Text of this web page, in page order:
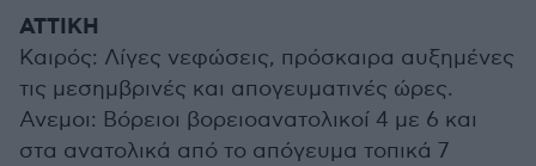
ΑΤΤΙΚΗ
Καιρός: Λίγες νεφώσεις, πρόσκαιρα αυξημένες
τις μεσημβρινές και απογευματινές ώρες.
Ανεμοι: Βόρειοι βορειοανατολικοί 4 με 6 και
στα ανατολικά από το απόγευμα τοπικά 7